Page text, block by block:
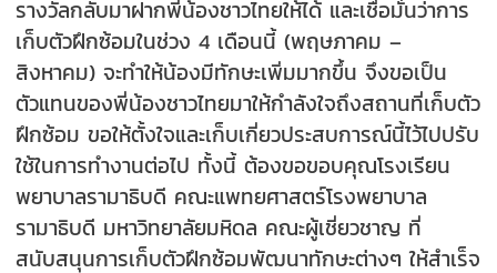
รางวัลกลับมาฝากพี่น้องชาวไทยให้ได้ และเชื่อมั่นว่าการ
เก็บตัวฝึกซ้อมในช่วง 4 เดือนนี้ (พฤษภาคม –
สิงหาคม) จะทำให้น้องมีทักษะเพิ่มมากขึ้น จึงขอเป็น
ตัวแทนของพี่น้องชาวไทยมาให้กำลังใจถึงสถานที่เก็บตัว
ฝึกซ้อม ขอให้ตั้งใจและเก็บเกี่ยวประสบการณ์นี้ไว้ไปปรับ
ใช้ในการทำงานต่อไป ทั้งนี้ ต้องขอขอบคุณโรงเรียน
พยาบาลรามาธิบดี คณะแพทยศาสตร์โรงพยาบาล
รามาธิบดี มหาวิทยาลัยมหิดล คณะผู้เชี่ยวชาญ ที่
สนับสนุนการเก็บตัวฝึกซ้อมพัฒนาทักษะต่างๆ ให้สำเร็จ